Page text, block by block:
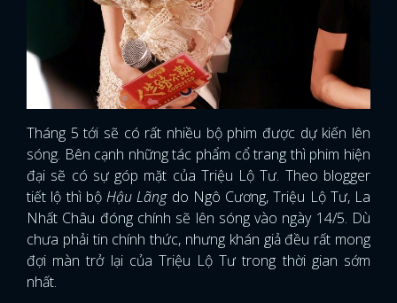
Tháng 5 tới sẽ có rất nhiều bộ phim được dự kiến lên
sóng. Bên cạnh những tác phẩm cổ trang thì phim hiện
đại sẽ có sự góp mặt của Triệu Lộ Tư. Theo blogger
tiết lộ thì bộ Hậu Lãngdo Ngô Cương, Triệu Lộ Tư, La
Nhất Châu đóng chính sẽ lên sóng vào ngày 14/5. Dù
chưa phải tin chính thức, nhưng khán giả đều rất mong
đợi màn trở lại của Triệu Lộ Tư trong thời gian sớm
nhất.